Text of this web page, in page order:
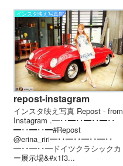
インスタ映え写真館
repost-instagram
インスタ映え写真 Repost - from
Instagram . ━･･━･･━･･━･･
━･･━･･━ #Repost
@erina_riri ━･･━･･━･･━･･
━･･━･･━ ドイツ クラシックカ
ー展示場&#x1f3...